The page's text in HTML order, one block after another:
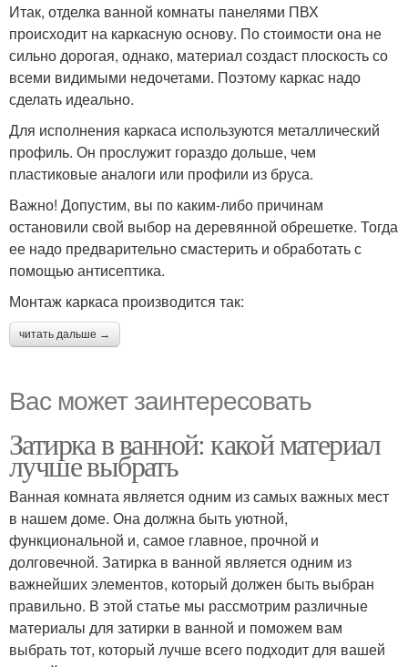
Итак, отделка ванной комнаты панелями ПВХ
происходит на каркасную основу. По стоимости она не
сильно дорогая, однако, материал создаст плоскость со
всеми видимыми недочетами. Поэтому каркас надо
сделать идеально.
Для исполнения каркаса используются металлический
профиль. Он прослужит гораздо дольше, чем
пластиковые аналоги или профили из бруса.
Важно! Допустим, вы по каким-либо причинам
остановили свой выбор на деревянной обрешетке. Тогда
ее надо предварительно смастерить и обработать с
помощью антисептика.
Монтаж каркаса производится так:
читать дальше →
Вас может заинтересовать
Затирка в ванной: какой материал
лучше выбрать
Ванная комната является одним из самых важных мест
в нашем доме. Она должна быть уютной,
функциональной и, самое главное, прочной и
долговечной. Затирка в ванной является одним из
важнейших элементов, который должен быть выбран
правильно. В этой статье мы рассмотрим различные
материалы для затирки в ванной и поможем вам
выбрать тот, который лучше всего подходит для вашей